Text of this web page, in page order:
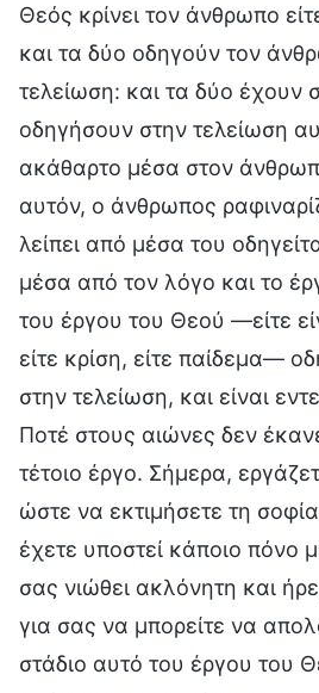
Θεός κρίνει τον άνθρωπο
και τα δύο οδηγούν τον
τελείωση: και τα δύο έχουν
οδηγήσουν στην τελείωση
ακάθαρτο μέσα στον
αυτόν, ο άνθρωπος
λείπει από μέσα του
μέσα από τον λόγο και το
του έργου του Θεού —είτε
είτε κρίση, είτε παίδεμα—
στην τελείωση, και είναι
Ποτέ στους αιώνες δεν
τέτοιο έργο. Σήμερα,
ώστε να εκτιμήσετε τη
έχετε υποστεί κάποιο πόνο
σας νιώθει ακλόνητη και
για σας να μπορείτε να
στάδιο αυτό του έργου του